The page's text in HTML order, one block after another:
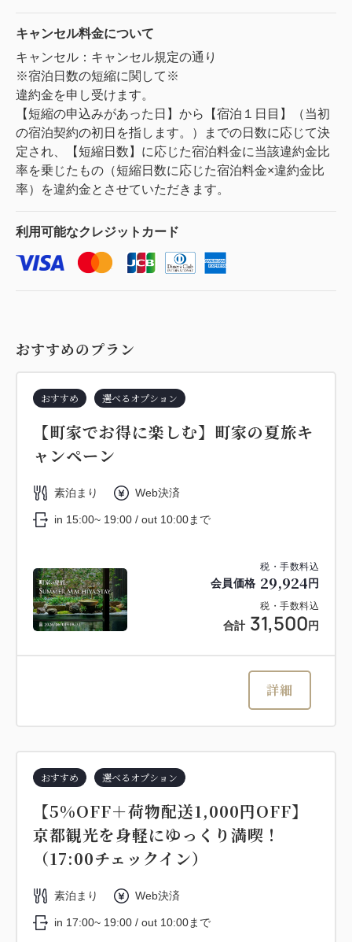
キャンセル料金について
キャンセル：キャンセル規定の通り
※宿泊日数の短縮に関して※
違約金を申し受けます。
【短縮の申込みがあった日】から【宿泊１日目】（当初
の宿泊契約の初日を指します。）までの日数に応じて決
定され、【短縮日数】に応じた宿泊料金に当該違約金比
率を乗じたもの（短縮日数に応じた宿泊料金×違約金比
率）を違約金とさせていただきます。
利用可能なクレジットカード
おすすめのプラン
税・手数料込
会員価格 29,924 円
税・手数料込
合計 31,500 円
おすすめ 選べるオプション
【町家でお得に楽しむ】町家の夏旅キ
ャンペーン
素泊まり Web決済
in 15:00~ 19:00 / out 10:00まで
詳細
おすすめ 選べるオプション
【5%OFF＋荷物配送1,000円OFF】
京都観光を身軽にゆっくり満喫！
（17:00チェックイン）
素泊まり Web決済
in 17:00~ 19:00 / out 10:00まで